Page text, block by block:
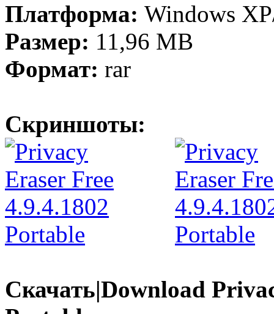
Платформа: Windows
Размер: 11,96 МB
Формат: rar
Скриншоты:
Скачать|Download